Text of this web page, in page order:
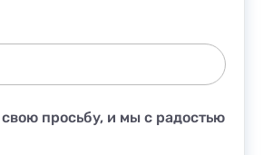
просьбу, и мы с радостью